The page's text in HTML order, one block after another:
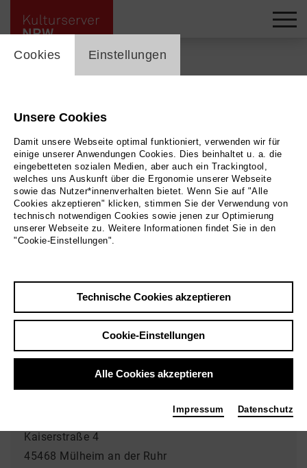
Zurück|Übersicht
und sonst
Offener Handarbeits- und
Plauderkreis NEU:
Donnerstags
Evangelische Ladenkirche
28.05.2026 | 15:00 Uhr
Archiv
Kaiserstraße 4
45468 Mülheim an der Ruhr
cookie_layer
Cookies Einstellungen
Unsere Cookies
Damit unsere Webseite optimal funktioniert, verwenden wir für
einige unserer Anwendungen Cookies. Dies beinhaltet u. a. die
eingebetteten sozialen Medien, aber auch ein Trackingtool,
welches uns Auskunft über die Ergonomie unserer Webseite
sowie das Nutzer*innenverhalten bietet. Wenn Sie auf "Alle
Cookies akzeptieren" klicken, stimmen Sie der Verwendung von
technisch notwendigen Cookies sowie jenen zur Optimierung
unserer Webseite zu. Weitere Informationen findet Sie in den
"Cookie-Einstellungen".
Technische Cookies akzeptieren
Cookie-Einstellungen
Alle Cookies akzeptieren
Impressum Datenschutz